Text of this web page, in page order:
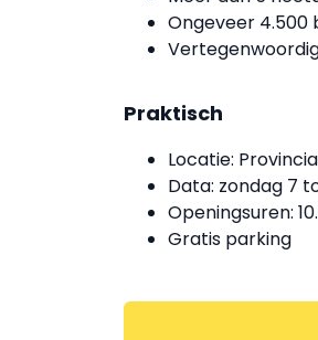
Ongeveer 4.500
Praktisch
Locatie:
Data: zondag 7
Openingsuren:
Gratis parking